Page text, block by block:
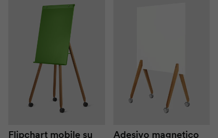
Flipchart mobile su Adesivo magnetico